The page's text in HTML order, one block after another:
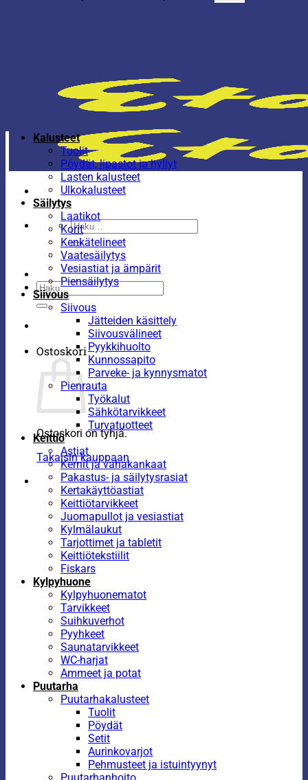
Etsi:
Etsi:
Ostoskori
Ostoskori on tyhjä.
Takaisin kauppaan
Kalusteet
Tuolit
Pöydät, lipastot ja hyllyt
Lasten kalusteet
Ulkokalusteet
Säilytys
Laatikot
Korit
Kenkätelineet
Vaatesäilytys
Vesiastiat ja ämpärit
Piensäilytys
Siivous
Siivous
Jätteiden käsittely
Siivousvälineet
Pyykkihuolto
Kunnossapito
Parveke- ja kynnysmatot
Pienrauta
Työkalut
Sähkötarvikkeet
Turvatuotteet
Keittiö
Astiat
Kernit ja vahakankaat
Pakastus- ja säilytysrasiat
Kertakäyttöastiat
Keittiötarvikkeet
Juomapullot ja vesiastiat
Kylmälaukut
Tarjottimet ja tabletit
Keittiötekstiilit
Fiskars
Kylpyhuone
Kylpyhuonematot
Tarvikkeet
Suihkuverhot
Pyyhkeet
Saunatarvikkeet
WC-harjat
Ammeet ja potat
Puutarha
Puutarhakalusteet
Tuolit
Pöydät
Setit
Aurinkovarjot
Pehmusteet ja istuintyynyt